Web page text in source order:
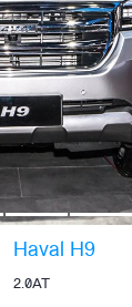
Haval H9
2.0AT